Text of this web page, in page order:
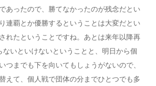
あったので、勝てなかったのが残念だとい
連覇とか優勝するということは大変だとい
れたということですね。あとは来年以降再
ないといけないということと、明日から個
つまでも下を向いてもしょうがないので、
えて、個人戦で団体の分までひとつでも多